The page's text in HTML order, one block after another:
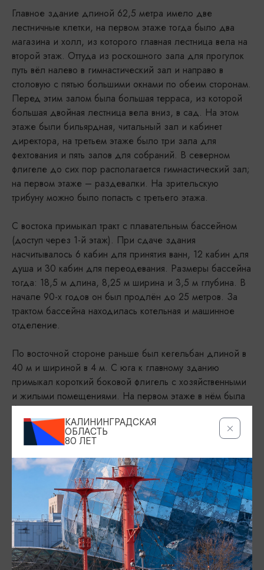
Главное здание длиной 62,5 метра имело две
лестничные клетки, на первом этаже тогда было два
магазина и холл, из которого главная лестница вела на
второй этаж. Оттуда из роскошного зала для прогулок
путь вёл налево в гимнастический зал и направо в
столовую с пятью большими окнами по обеим сторонам.
Перед этим залом была большая терраса, из которой
большая двойная лестница вела вниз, в сад. На этом
этаже были бильярдная, читальный зал и кабинет
директора, на третьем этаже было три зала для
фехтования и пять залов для собраний. В северном
флигеле до сих пор располагается гимнастический зал;
на первом этаже – раздевалки. На зрительскую
трибуну можно было попасть с третьего этажа.
С востока примыкал тракт с плавательным бассейном
(доступ через 1-й этаж). При сдаче здания
насчитывалось 6 кабин для принятия ванн, 12 кабин для
душа и 30 кабин для переодевания. Размеры бассейна
тогда: 18,5 м длина, 8,25 м ширина и 3,5 м глубина. В
начале 90-х годов он был продлён до 25 метров. За
трактом бассейна находилась котельная и машинное
отделение.
По восточной стороне раньше был кегельбан длиной в
40 м и шириной в 4 м. С юга к главному зданию
примыкал короткий боковой флигель с хозяйственными
и жилыми помещениями. На первом этаже в нём была
большая кухня.
Постановлением Правительства Калининградской
Палестры Альбертины получило статус объекта
культурного наследия муниципального значения.
В настоящее время в здании находится Спортивный
Центр морской и физической подготовки.
АДРЕС
КАЛИНИНГРАДСКАЯ
ОБЛАСТЬ
80 ЛЕТ